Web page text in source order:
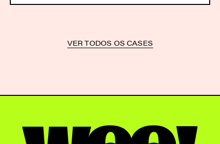
VER TODOS OS CASES